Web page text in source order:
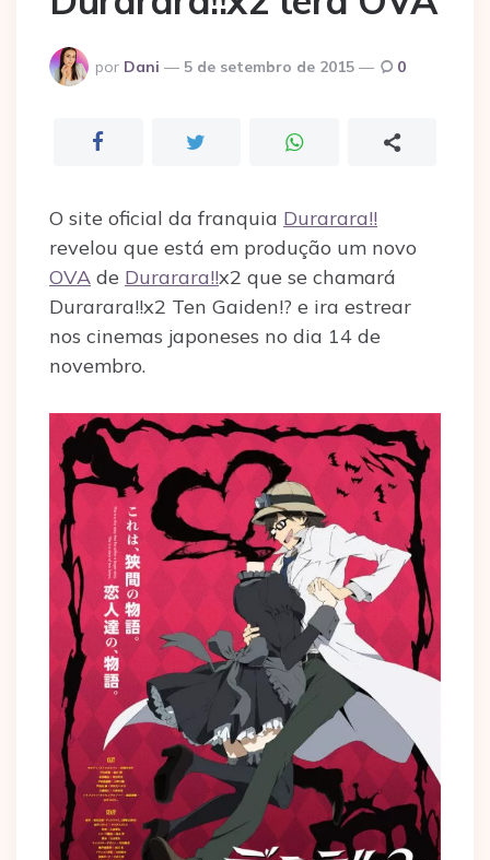
Postado
por
por Dani 5 de setembro de 2015 0
O site oficial da franquia Durarara!!
revelou que está em produção um novo
OVA de Durarara!!x2 que se chamará
Durarara!!x2 Ten Gaiden!? e ira estrear
nos cinemas japoneses no dia 14 de
novembro.